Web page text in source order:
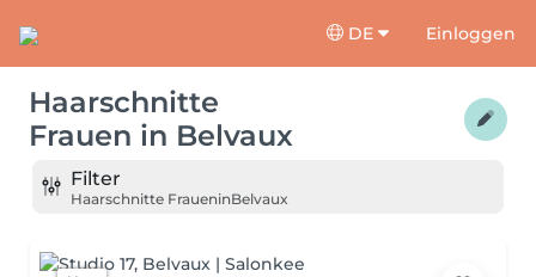
DE Einloggen
Haarschnitte
Frauen in Belvaux
Filter
Haarschnitte FraueninBelvaux